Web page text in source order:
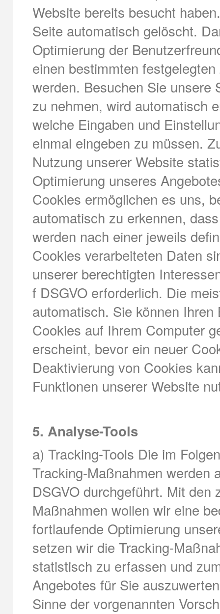
Website bereits besucht
Seite automatisch gelöscht.
Optimierung der
einen bestimmten
werden. Besuchen Sie unsere
zu nehmen, wird automatisch
welche Eingaben und
einmal eingeben zu müssen.
Nutzung unserer Website
Optimierung unseres
Cookies ermöglichen es uns,
automatisch zu erkennen,
werden nach einer jeweils
Cookies verarbeiteten Daten
unserer berechtigten
f DSGVO erforderlich. Die
automatisch. Sie können
Cookies auf Ihrem Computer
erscheint, bevor ein neuer
Deaktivierung von Cookies
Funktionen unserer Website
5. Analyse-Tools
a) Tracking-Tools Die im
Tracking-Maßnahmen werden
DSGVO durchgeführt. Mit den
Maßnahmen wollen wir eine
fortlaufende Optimierung
setzen wir die Tracking-
statistisch zu erfassen und
Angebotes für Sie
Sinne der vorgenannten